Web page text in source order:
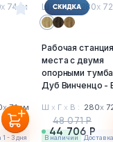
х 74см
х74см
1 - 3 дня
Ш хГхВ : 280х 72
Рабочая
места с двумя
опорными
Дуб Винченцо -
Ш х Г х В : 280х
44 706 Р
48 071 Р
в наличии